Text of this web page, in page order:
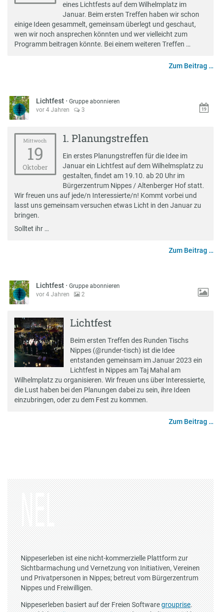
eines Lichtfests auf dem Wilhelmplatz im
Januar. Beim ersten Treffen haben wir schon
einige Ideen gesammelt, gemeinsam überlegt und geschaut,
wen wir noch ansprechen könnten und wer vielleicht zum
Programm beitragen könnte. Bei einem weiteren Treffen …
Zum Beitrag …
Lichtfest ·Gruppe abonnieren
vor 4 Jahren
3
Mittwoch
19
Oktober
1. Planungstreffen
Ein erstes Planungstreffen für die Idee im
Januar ein Lichtfest auf dem Wilhelmsplatz zu
gestalten, findet am 19.10. ab 20 Uhr im
Bürgerzentrum Nippes / Altenberger Hof statt.
Wir freuen uns auf jede/n Interessierte/n! Kommt vorbei und
lasst uns gemeinsam versuchen etwas Licht in den Januar zu
bringen.
Solltet ihr …
Zum Beitrag …
Lichtfest ·Gruppe abonnieren
vor 4 Jahren
2
Lichtfest
Beim ersten Treffen des Runden Tischs
Nippes (@runder-tisch) ist die Idee
entstanden gemeinsam im Januar 2023 ein
Lichtfest in Nippes am Taj Mahal am
Wilhelmplatz zu organisieren. Wir freuen uns über Interessierte,
die Lust haben bei den Planungen dabei zu sein, ihre Ideen
einzubringen, oder zu dem Fest zu kommen.
Zum Beitrag …
Nippeserleben ist eine nicht-kommerzielle Plattform zur
Sichtbarmachung und Vernetzung von Initiativen, Vereinen
und Privatpersonen in Nippes; betreut vom Bürgerzentrum
Nippes und Freiwilligen.
Nippeserleben basiert auf der Freien Softwaregrouprise.